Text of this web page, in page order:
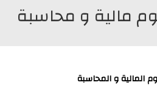
مالية و محاسبة
المالية و المحاسبة